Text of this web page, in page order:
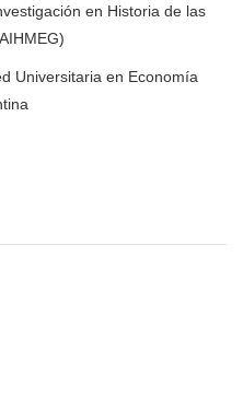
en Historia de las
Universitaria en Economía